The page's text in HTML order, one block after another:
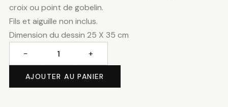
croix ou point de gobelin.
Fils et aiguille non inclus.
Dimension du dessin 25 X 35 cm
ABC
− +
AJOUTER AU PANIER